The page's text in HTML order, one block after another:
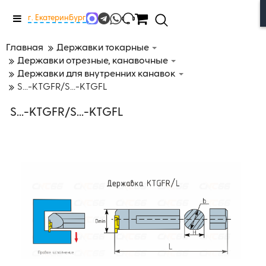
Меню
г. Екатеринбург
Главная
Державки токарные
Державки отрезные, канавочные
Державки для внутренних канавок
S...-KTGFR/S...-KTGFL
S...-KTGFR/S...-KTGFL